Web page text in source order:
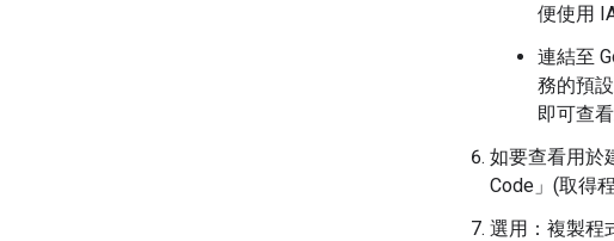
便使用
連結至
務的預
即可查
如要查看用於
Code」(取得
選用：複製程